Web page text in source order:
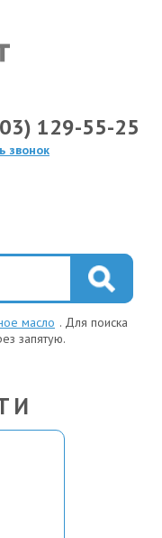
129-55-25
звонок
масло . Для поиска
запятую.